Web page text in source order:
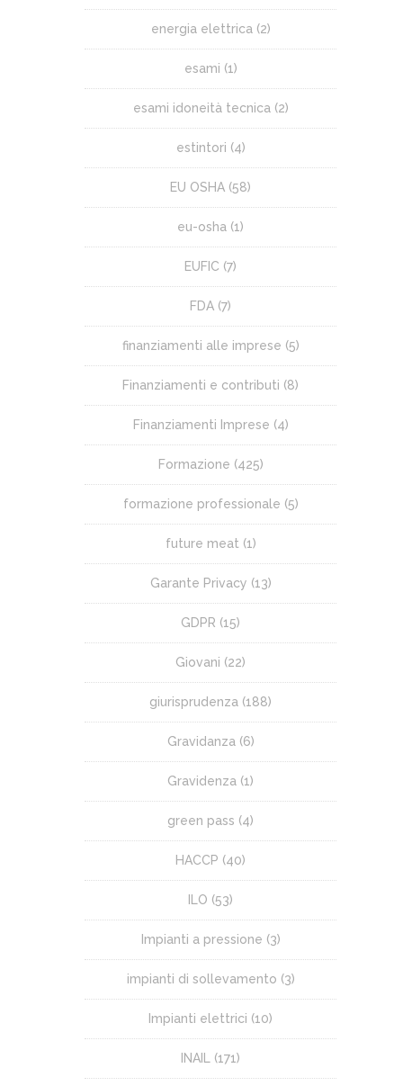
energia elettrica (2)
esami (1)
esami idoneità tecnica (2)
estintori (4)
EU OSHA (58)
eu-osha (1)
EUFIC (7)
FDA (7)
finanziamenti alle imprese (5)
Finanziamenti e contributi (8)
Finanziamenti Imprese (4)
Formazione (425)
formazione professionale (5)
future meat (1)
Garante Privacy (13)
GDPR (15)
Giovani (22)
giurisprudenza (188)
Gravidanza (6)
Gravidenza (1)
green pass (4)
HACCP (40)
ILO (53)
Impianti a pressione (3)
impianti di sollevamento (3)
Impianti elettrici (10)
INAIL (171)